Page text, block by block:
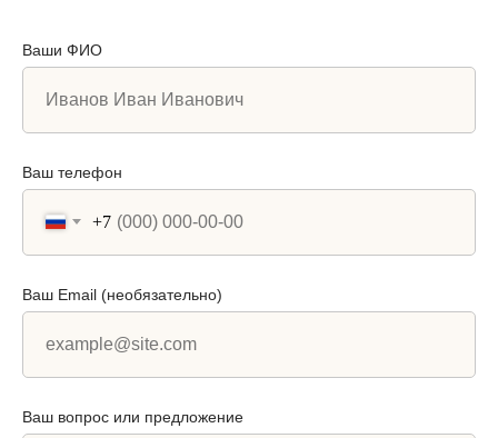
Ваши ФИО
Ваш телефон
+7
Ваш Email (необязательно)
Ваш вопрос или предложение